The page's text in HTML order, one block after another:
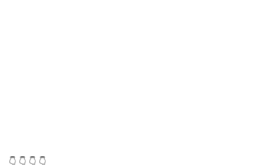
👇 👇 👇 👇